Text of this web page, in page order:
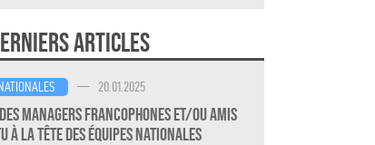
articles
— 20.01.2025
Managers Francophones et/ou amis
à la Tête des Équipes Nationales